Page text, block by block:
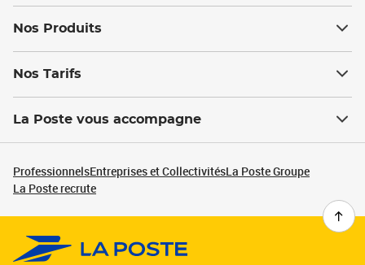
Nos Produits
Nos Tarifs
La Poste vous accompagne
ProfessionnelsEntreprises et CollectivitésLa Poste Groupe
La Poste recrute